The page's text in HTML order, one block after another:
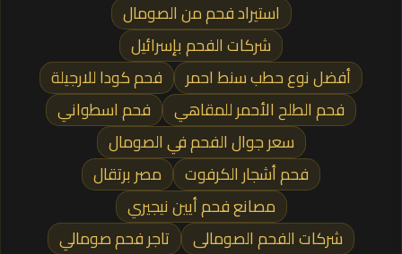
استيراد فحم من الصومال
شركات الفحم بإسرائيل
أفضل نوع حطب سنط احمر
فحم كودا للارجيلة
فحم الطلح الأحمر للمقاهي
فحم اسطواني
سعر جوال الفحم في الصومال
فحم أشجار الكرفوت
مصر برتقال
مصانع فحم أيين نيجيري
شركات الفحم الصومالى
تاجر فحم صومالي